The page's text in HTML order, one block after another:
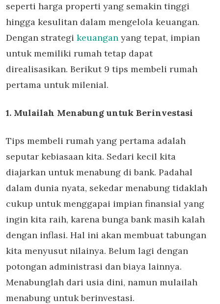
seperti harga properti yang semakin tinggi
hingga kesulitan dalam mengelola keuangan.
Dengan strategi keuangan yang tepat, impian
untuk memiliki rumah tetap dapat
direalisasikan. Berikut 9 tips membeli rumah
pertama untuk milenial.
1. Mulailah Menabung untuk Berinvestasi
Tips membeli rumah yang pertama adalah
seputar kebiasaan kita. Sedari kecil kita
diajarkan untuk menabung di bank. Padahal
dalam dunia nyata, sekedar menabung tidaklah
cukup untuk menggapai impian finansial yang
ingin kita raih, karena bunga bank masih kalah
dengan inflasi. Hal ini akan membuat tabungan
kita menyusut nilainya. Belum lagi dengan
potongan administrasi dan biaya lainnya.
Menabunglah dari usia dini, namun mulailah
menabung untuk berinvestasi.